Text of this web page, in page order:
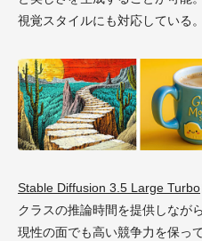
視覚スタイルにも対応している。
Stable Diffusion 3.5 Large Turbo
クラスの推論時間を提供しなが
現性の面でも高い競争力を保っ